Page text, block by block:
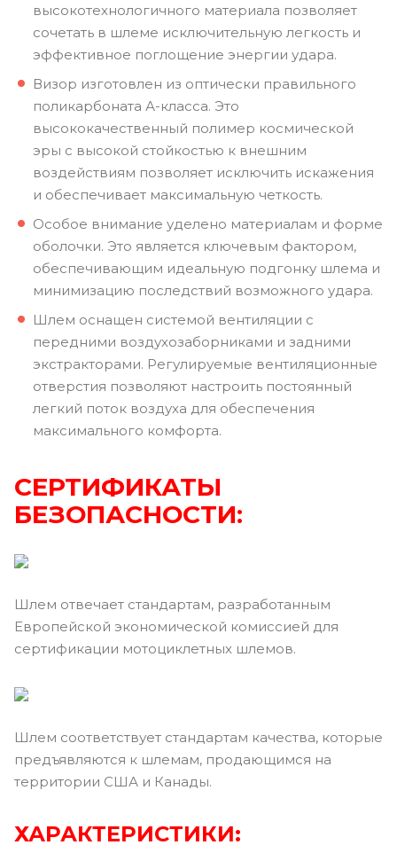
высокотехнологичного материала позволяет
сочетать в шлеме исключительную легкость и
эффективное поглощение энергии удара.
Визор изготовлен из оптически правильного
поликарбоната А-класса. Это
высококачественный полимер космической
эры с высокой стойкостью к внешним
воздействиям позволяет исключить искажения
и обеспечивает максимальную четкость.
Особое внимание уделено материалам и форме
оболочки. Это является ключевым фактором,
обеспечивающим идеальную подгонку шлема и
минимизацию последствий возможного удара.
Шлем оснащен системой вентиляции с
передними воздухозаборниками и задними
экстракторами. Регулируемые вентиляционные
отверстия позволяют настроить постоянный
легкий поток воздуха для обеспечения
максимального комфорта.
СЕРТИФИКАТЫ
БЕЗОПАСНОСТИ:
Шлем отвечает стандартам, разработанным
Европейской экономической комиссией для
сертификации мотоциклетных шлемов.
Шлем соответствует стандартам качества, которые
предъявляются к шлемам, продающимся на
территории США и Канады.
ХАРАКТЕРИСТИКИ: